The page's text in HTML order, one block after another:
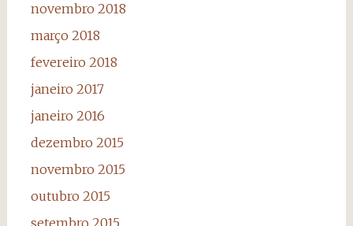
novembro 2018
março 2018
fevereiro 2018
janeiro 2017
janeiro 2016
dezembro 2015
novembro 2015
outubro 2015
setembro 2015